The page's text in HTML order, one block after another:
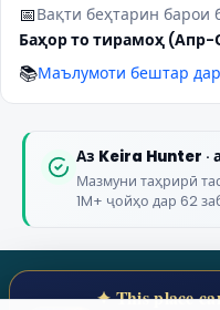
📅Вақти беҳтарин барои
Баҳор то тирамоҳ (Апр-
📚Маълумоти бештар
Аз Keira Hunter ·
Мазмуни таҳрирӣ
1M+ ҷойҳо дар 62
SECRET WORLD
★★★★★
1,000,000+ places in
✦ This place